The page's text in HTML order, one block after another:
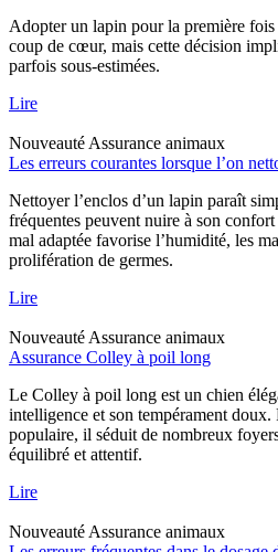
Adopter un lapin pour la première
coup de cœur, mais cette décision
parfois sous-estimées.
Lire
Nouveauté Assurance animaux
Les erreurs courantes lorsque l’on
Nettoyer l’enclos d’un lapin paraît
fréquentes peuvent nuire à son
mal adaptée favorise l’humidité, les
prolifération de germes.
Lire
Nouveauté Assurance animaux
Assurance Colley à poil long
Le Colley à poil long est un chien
intelligence et son tempérament
populaire, il séduit de nombreux
équilibré et attentif.
Lire
Nouveauté Assurance animaux